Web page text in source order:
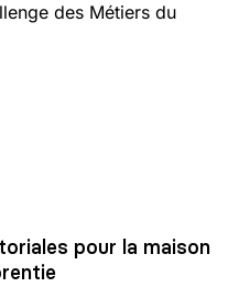
des Métiers du
pour la maison